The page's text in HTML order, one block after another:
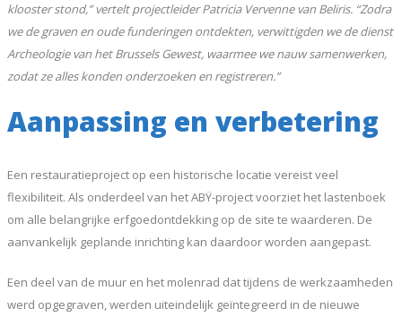
klooster stond,” vertelt projectleider Patricia Vervenne van Beliris. “Zodra
we de graven en oude funderingen ontdekten, verwittigden we de dienst
Archeologie van het Brussels Gewest, waarmee we nauw samenwerken,
zodat ze alles konden onderzoeken en registreren.”
Aanpassing en verbetering
Een restauratieproject op een historische locatie vereist veel
flexibiliteit. Als onderdeel van het ABŸ-project voorziet het lastenboek
om alle belangrijke erfgoedontdekking op de site te waarderen. De
aanvankelijk geplande inrichting kan daardoor worden aangepast.
Een deel van de muur en het molenrad dat tijdens de werkzaamheden
werd opgegraven, werden uiteindelijk geïntegreerd in de nieuwe